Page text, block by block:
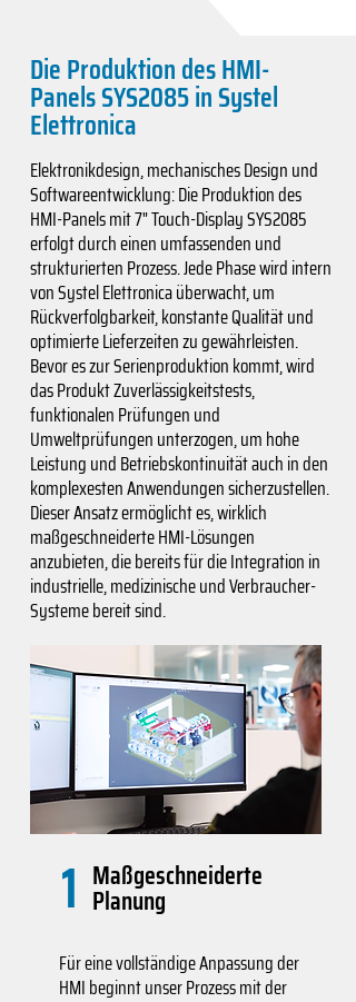
Die Produktion des HMI-
Panels SYS2085 in Systel
Elettronica
Elektronikdesign, mechanisches Design und
Softwareentwicklung: Die Produktion des
HMI-Panels mit 7" Touch-Display SYS2085
erfolgt durch einen umfassenden und
strukturierten Prozess. Jede Phase wird intern
von Systel Elettronica überwacht, um
Rückverfolgbarkeit, konstante Qualität und
optimierte Lieferzeiten zu gewährleisten.
Bevor es zur Serienproduktion kommt, wird
das Produkt Zuverlässigkeitstests,
funktionalen Prüfungen und
Umweltprüfungen unterzogen, um hohe
Leistung und Betriebskontinuität auch in den
komplexesten Anwendungen sicherzustellen.
Dieser Ansatz ermöglicht es, wirklich
maßgeschneiderte HMI-Lösungen
anzubieten, die bereits für die Integration in
industrielle, medizinische und Verbraucher-
Systeme bereit sind.
1 Maßgeschneiderte
Planung
Für eine vollständige Anpassung der
HMI beginnt unser Prozess mit der